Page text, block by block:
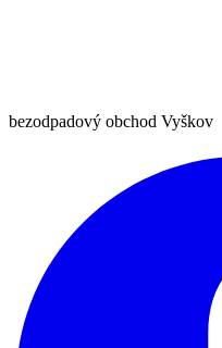
bezodpadový obchod Vyškov